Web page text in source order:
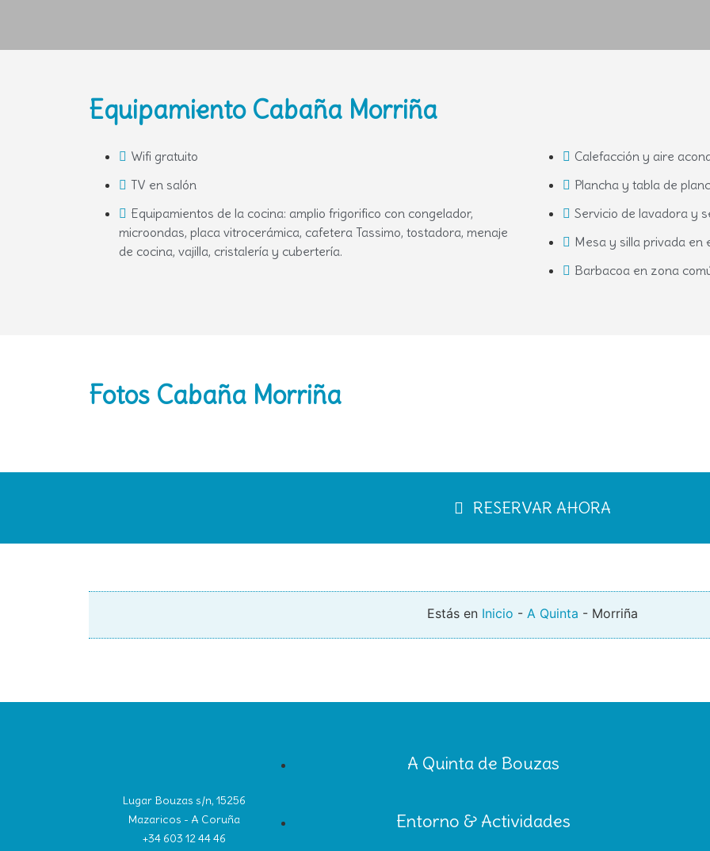
Equipamiento Cabaña Morriña
Wifi gratuito
TV en salón
Equipamientos de la cocina: amplio frigorifico con congelador,
microondas, placa vitrocerámica, cafetera Tassimo, tostadora, menaje
de cocina, vajilla, cristalería y cubertería.
Calefacción y aire
Plancha y tabla de
Servicio de lavadora y
Mesa y silla privada en
Barbacoa en zona
Fotos Cabaña Morriña
RESERVAR AHORA
Estás en Inicio - A Quinta - Morriña
Lugar Bouzas s/n, 15256
Mazaricos - A Coruña
+34 603 12 44 46
A Quinta de Bouzas
Entorno & Actividades